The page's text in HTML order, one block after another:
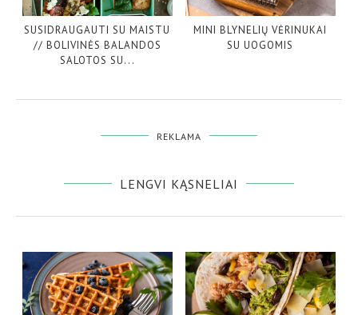
SUSIDRAUGAUTI SU MAISTU
// BOLIVINĖS BALANDOS
SALOTOS SU...
MINI BLYNELIŲ VĖRINUKAI
SU UOGOMIS
REKLAMA
LENGVI KĄSNELIAI